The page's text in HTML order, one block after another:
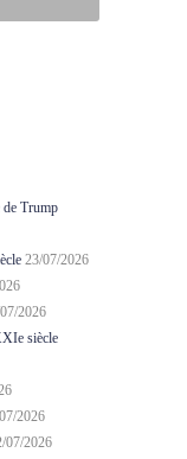
de Trump
23/07/2026
2026
siècle
2026
07/2026